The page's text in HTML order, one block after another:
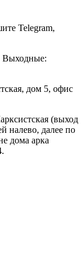
Telegram,
Выходные:
дом 5, офис
(выход
налево, далее по
дома арка